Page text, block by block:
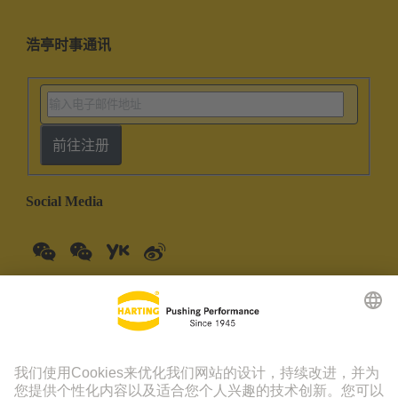
浩亭时事通讯
前往注册
Social Media